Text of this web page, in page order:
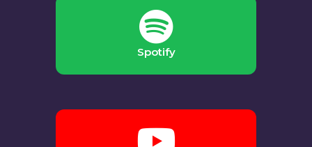
Spotify